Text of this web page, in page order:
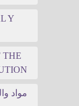
Y
THE